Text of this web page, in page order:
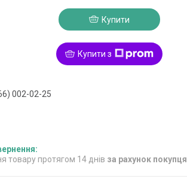
Купити
Купити з
002-02-25
товару протягом 14 днів за рахунок покупця